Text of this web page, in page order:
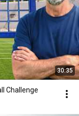
30:35
Challenge